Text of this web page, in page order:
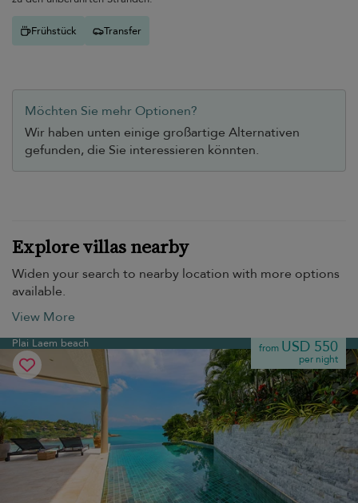
Frühstück Transfer
Möchten Sie mehr Optionen?
Wir haben unten einige großartige Alternativen
gefunden, die Sie interessieren könnten.
Explore villas nearby
Widen your search to nearby location with more options
available.
View More
Plai Laem beach from USD 550
per night